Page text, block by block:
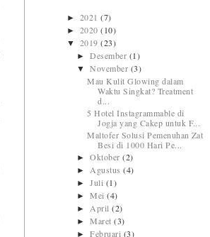
► 2021(7)
► 2020(10)
▼ 2019(23)
►Desember (1)
▼November (3)
Mau Kulit Glowing dalam
Waktu Singkat? Treatment
d...
5 Hotel Instagrammable di
Jogja yang Cakep untuk F...
Maltofer Solusi Pemenuhan Zat
Besi di 1000 Hari Pe...
►Oktober(2)
►Agustus(4)
►Juli (1)
►Mei(4)
►April(2)
►Maret(3)
►Februari (3)